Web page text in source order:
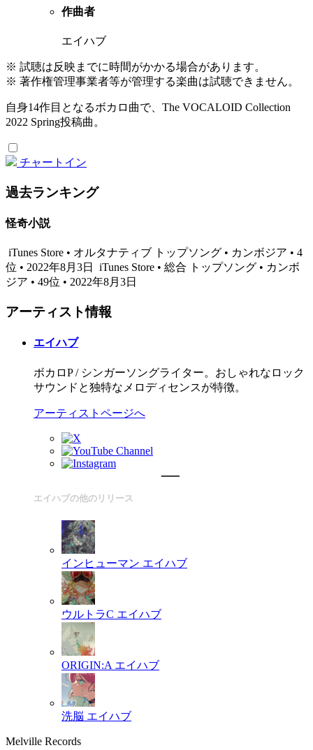
作曲者
エイハブ
※ 試聴は反映までに時間がかかる場合があります。
※ 著作権管理事業者等が管理する楽曲は試聴できません。
自身14作目となるボカロ曲で、The VOCALOID Collection
2022 Spring投稿曲。
チャートイン
過去ランキング
怪奇小説
iTunes Store • オルタナティブ トップソング • カンボジア • 4
位 • 2022年8月3日
iTunes Store • 総合 トップソング • カンボ
ジア • 49位 • 2022年8月3日
アーティスト情報
エイハブ
ボカロP / シンガーソングライター。おしゃれなロック
サウンドと独特なメロディセンスが特徴。
アーティストページへ
エイハブの他のリリース
インヒューマン エイハブ
ウルトラC エイハブ
ORIGIN:A エイハブ
洗脳 エイハブ
Melville Records